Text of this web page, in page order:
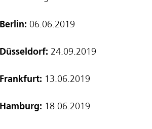
Berlin: 06.06.2019
Düsseldorf: 24.09.2019
Frankfurt: 13.06.2019
Hamburg: 18.06.2019